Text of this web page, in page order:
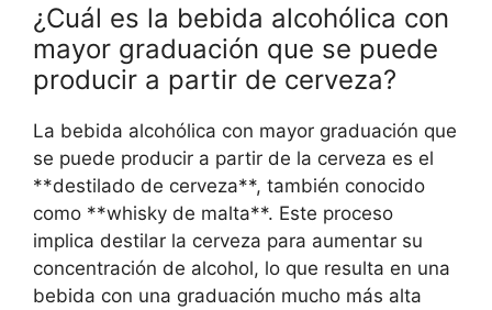
¿Cuál es la bebida alcohólica con
mayor graduación que se puede
producir a partir de cerveza?
La bebida alcohólica con mayor graduación que
se puede producir a partir de la cerveza es el
**destilado de cerveza**, también conocido
como **whisky de malta**. Este proceso
implica destilar la cerveza para aumentar su
concentración de alcohol, lo que resulta en una
bebida con una graduación mucho más alta